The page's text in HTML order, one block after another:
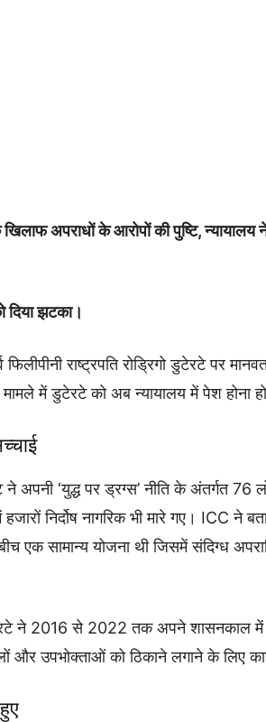
खिलाफ अपराधों के आरोपों की पुष्टि,
दिया झटका।
राष्ट्रपति रोड्रिगो डुटेरटे पर
में डुटेरटे को अब न्यायालय में पेश होना
अपनी ‘युद्ध पर ड्रग्स’ नीति के अंतर्गत 76
निर्दोष नागरिक भी मारे गए। ICC ने
एक सामान्य योजना थी जिसमें संदिग्ध
ने 2016 से 2022 तक अपने शासनकाल में
और उपभोक्ताओं को ठिकाने लगाने के लिए